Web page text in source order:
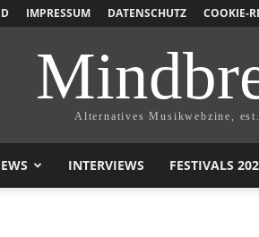
IMPRESSUM DATENSCHUTZ COOKIE-
Alternatives Musikwebzine,
INTERVIEWS FESTIVALS